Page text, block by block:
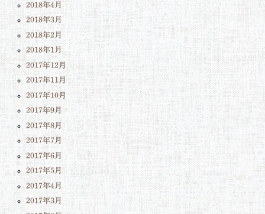
2018年4月
2018年3月
2018年2月
2018年1月
2017年12月
2017年11月
2017年10月
2017年9月
2017年8月
2017年7月
2017年6月
2017年5月
2017年4月
2017年3月